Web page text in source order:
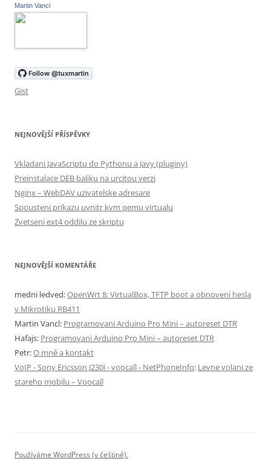
Martin Vancl
Gist
NEJNOVĚJŠÍ PŘÍSPĚVKY
Vkladani JavaScriptu do Pythonu a Javy (pluginy)
Preinstalace DEB baliku na urcitou verzi
Nginx – WebDAV uzivatelske adresare
Spousteni prikazu uvnitr kvm qemu virtualu
Zvetseni ext4 oddilu ze skriptu
NEJNOVĚJŠÍ KOMENTÁŘE
medni ledved:OpenWrt 8: VirtualBox, TFTP boot a obnoveni hesla
v Mikrotiku RB411
Martin Vancl: Programovani Arduino Pro Mini – autoreset DTR
Hafajs: Programovani Arduino Pro Mini – autoreset DTR
Petr:O mně a kontakt
VoIP - Sony Ericsson J230i - voocall - NetPhoneInfo: Levne volani ze
stareho mobilu – Voocall
Používáme WordPress (v češtině).